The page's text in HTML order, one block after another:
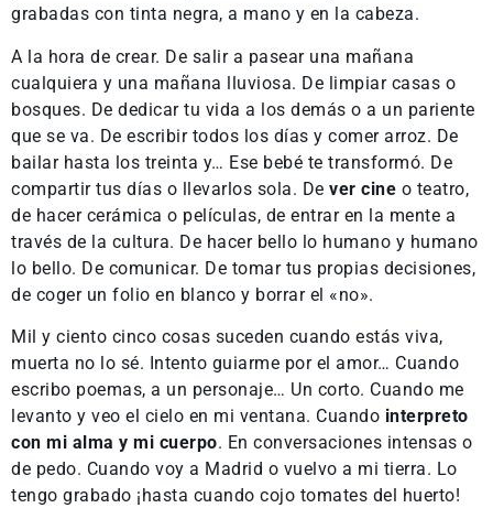
grabadas con tinta negra, a mano y en la cabeza.
A la hora de crear. De salir a pasear una mañana
cualquiera y una mañana lluviosa. De limpiar casas o
bosques. De dedicar tu vida a los demás o a un pariente
que se va. De escribir todos los días y comer arroz. De
bailar hasta los treinta y… Ese bebé te transformó. De
compartir tus días o llevarlos sola. De ver cine o teatro,
de hacer cerámica o películas, de entrar en la mente a
través de la cultura. De hacer bello lo humano y humano
lo bello. De comunicar. De tomar tus propias decisiones,
de coger un folio en blanco y borrar el «no».
Mil y ciento cinco cosas suceden cuando estás viva,
muerta no lo sé. Intento guiarme por el amor… Cuando
escribo poemas, a un personaje… Un corto. Cuando me
levanto y veo el cielo en mi ventana. Cuando interpreto
con mi alma y mi cuerpo. En conversaciones intensas o
de pedo. Cuando voy a Madrid o vuelvo a mi tierra. Lo
tengo grabado ¡hasta cuando cojo tomates del huerto!